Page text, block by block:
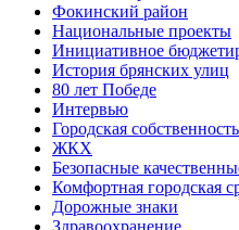
Фокинский район
Национальные проекты
Инициативное
История брянских улиц
80 лет Победе
Интервью
Городская собственность
ЖКХ
Безопасные
Комфортная городская
Дорожные знаки
Здравоохранение